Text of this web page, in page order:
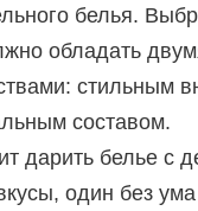
белья.
обладать
стильным
составом.
дарить белье с
один без ума